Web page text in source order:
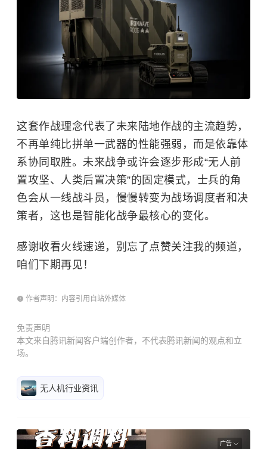
这套作战理念代表了未来陆地作战的主流趋势，
不再单纯比拼单一武器的性能强弱，而是依靠体
系协同取胜。未来战争或许会逐步形成“无人前
置攻坚、人类后置决策”的固定模式，士兵的角
色会从一线战斗员，慢慢转变为战场调度者和决
策者，这也是智能化战争最核心的变化。
感谢收看火线速递，别忘了点赞关注我的频道，
咱们下期再见！
作者声明：内容引用自站外媒体
免责声明
本文来自腾讯新闻客户端创作者，不代表腾讯新闻的观点和立
场。
无人机行业资讯
广告